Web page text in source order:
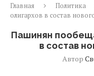
Главная Политика
олигархов в состав
Пашинян
в состав
Автор